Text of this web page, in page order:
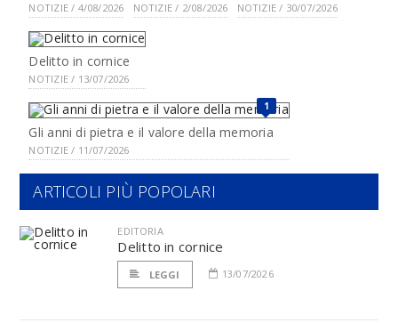
NOTIZIE / 4/08/2026 NOTIZIE / 2/08/2026 NOTIZIE / 30/07/2026
Delitto in cornice
NOTIZIE / 13/07/2026
1
Gli anni di pietra e il valore della memoria
NOTIZIE / 11/07/2026
ARTICOLI PIÙ POPOLARI
EDITORIA
Delitto in cornice
LEGGI 13/07/2026